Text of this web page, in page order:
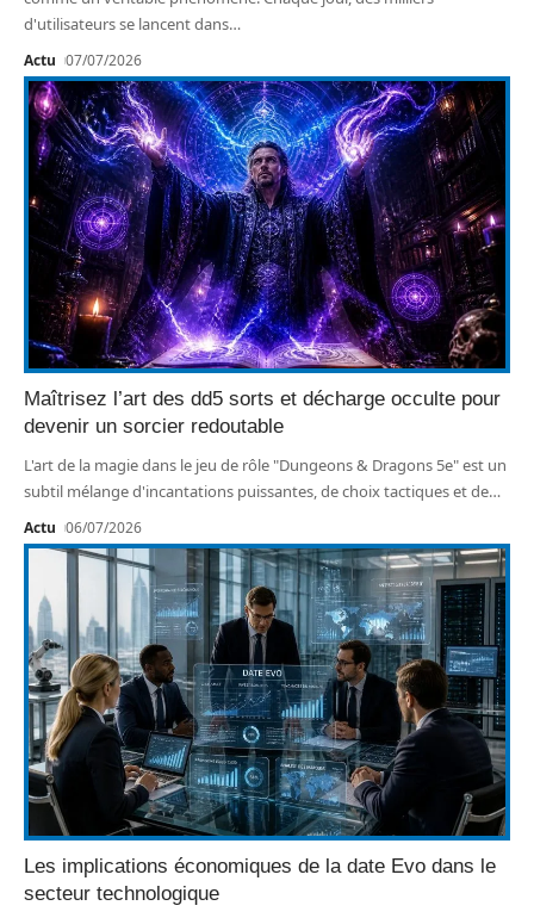
d'utilisateurs se lancent dans…
Actu 07/07/2026
Maîtrisez l’art des dd5 sorts et décharge occulte pour
devenir un sorcier redoutable
L'art de la magie dans le jeu de rôle "Dungeons & Dragons 5e" est un
subtil mélange d'incantations puissantes, de choix tactiques et de…
Actu 06/07/2026
Les implications économiques de la date Evo dans le
secteur technologique